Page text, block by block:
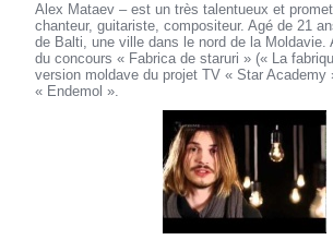
Alex Mataev – est un très talentueux et
chanteur, guitariste, compositeur. Agé de 21
de Balti, une ville dans le nord de la Moldavie.
du concours « Fabrica de staruri » (« La
version moldave du projet TV « Star Academy
« Endemol ».